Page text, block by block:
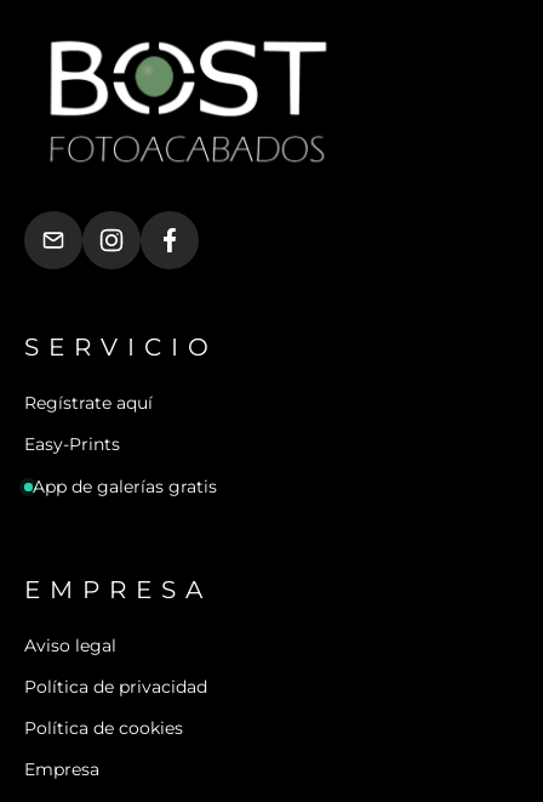
SERVICIO
Regístrate aquí
Easy-Prints
App de galerías gratis
EMPRESA
Aviso legal
Política de privacidad
Política de cookies
Empresa